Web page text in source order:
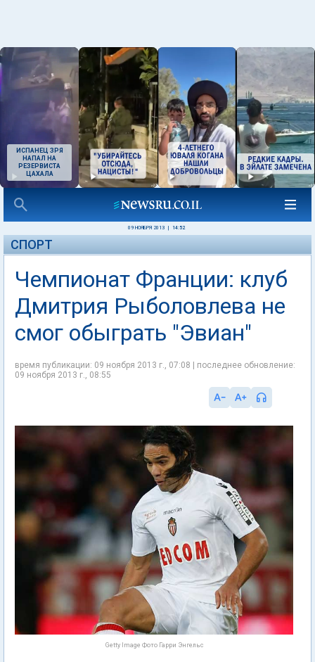
ИСПАНЕЦ ЗРЯ
НАПАЛ НА
РЕЗЕРВИСТА
ЦАХАЛА
09 НОЯБРЯ 2013 14:52
СПОРТ
Чемпионат Франции: клуб
Дмитрия Рыболовлева не
смог обыграть "Эвиан"
время публикации: 09 ноября 2013 г., 07:08 | последнее обновление:
09 ноября 2013 г., 08:55
Getty Image Фото Гарри Энгельс